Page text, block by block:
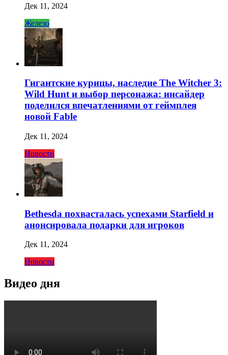
Дек 11, 2024
Железо
Гигантские курицы, наследие The Witcher 3:
Wild Hunt и выбор персонажа: инсайдер
поделился впечатлениями от геймплея
новой Fable
Дек 11, 2024
Новости
Bethesda похвасталась успехами Starfield и
анонсировала подарки для игроков
Дек 11, 2024
Новости
Видео дня